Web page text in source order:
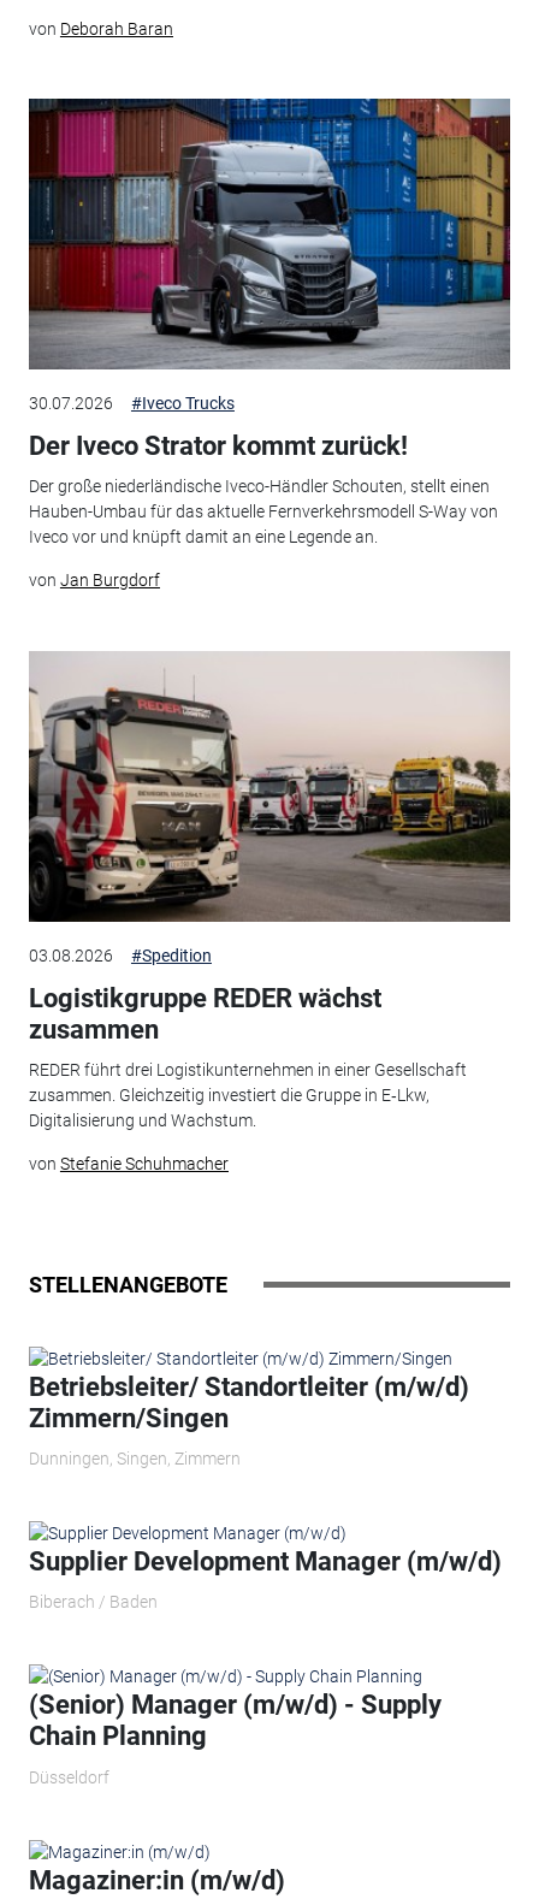
von Deborah Baran
30.07.2026 #Iveco Trucks
Der Iveco Strator kommt zurück!
Der große niederländische Iveco-Händler Schouten, stellt einen
Hauben-Umbau für das aktuelle Fernverkehrsmodell S-Way von
Iveco vor und knüpft damit an eine Legende an.
von Jan Burgdorf
03.08.2026 #Spedition
Logistikgruppe REDER wächst
zusammen
REDER führt drei Logistikunternehmen in einer Gesellschaft
zusammen. Gleichzeitig investiert die Gruppe in E‑Lkw,
Digitalisierung und Wachstum.
von Stefanie Schuhmacher
STELLENANGEBOTE
Betriebsleiter/ Standortleiter (m/w/d)
Zimmern/Singen
Dunningen, Singen, Zimmern
Supplier Development Manager (m/w/d)
Biberach / Baden
(Senior) Manager (m/w/d) - Supply
Chain Planning
Düsseldorf
Magaziner:in (m/w/d)